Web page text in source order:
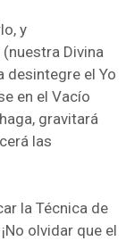
y
Divina
desintegre el Yo
en el Vacío
gravitará
las
la Técnica de
olvidar que el